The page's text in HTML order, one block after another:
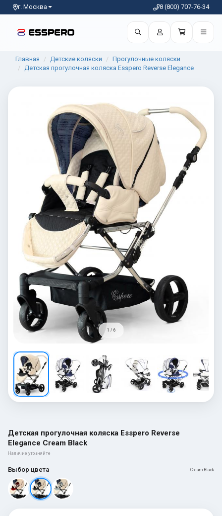
г. Москва 8 (800) 707-76-34
Главная Детские коляски
Прогулочные коляски
Детская прогулочная коляска Esspero Reverse Elegance
1 / 6
Детская прогулочная коляска Esspero Reverse
Elegance Cream Black
Наличие уточняйте
Выбор цвета Cream Black